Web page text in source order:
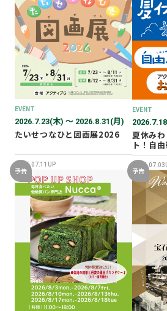
EVENT
2026.7.23(木) 〜 2026.8.31(月)
たいせつなひと図画展2026
2026.07.11UP
EVENT
夏休み
ト！自
ごと体
予告 予告